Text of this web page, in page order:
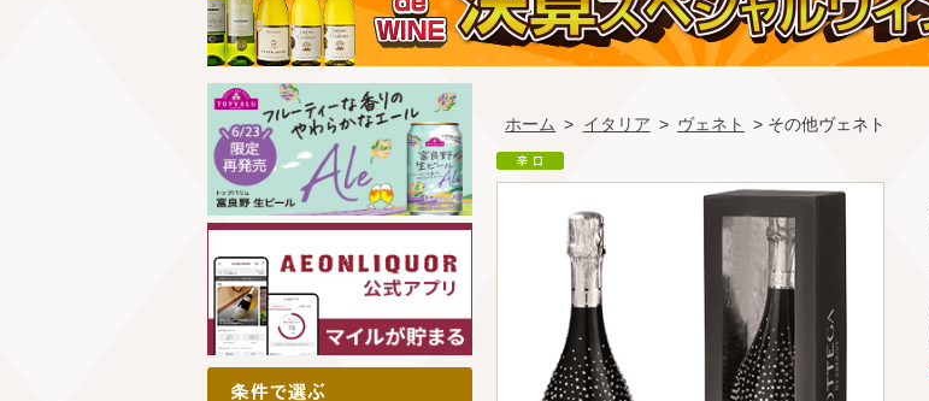
ホーム > イタリア > ヴェネト > その他ヴェネト